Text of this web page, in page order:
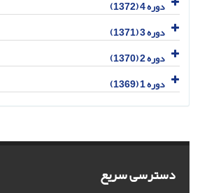
دوره 4 (1372)
دوره 3 (1371)
دوره 2 (1370)
دوره 1 (1369)
دسترسی سریع